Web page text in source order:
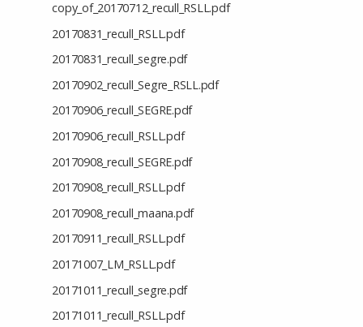
copy_of_20170712_recull_RSLL.pdf
20170831_recull_RSLL.pdf
20170831_recull_segre.pdf
20170902_recull_Segre_RSLL.pdf
20170906_recull_SEGRE.pdf
20170906_recull_RSLL.pdf
20170908_recull_SEGRE.pdf
20170908_recull_RSLL.pdf
20170908_recull_maana.pdf
20170911_recull_RSLL.pdf
20171007_LM_RSLL.pdf
20171011_recull_segre.pdf
20171011_recull_RSLL.pdf